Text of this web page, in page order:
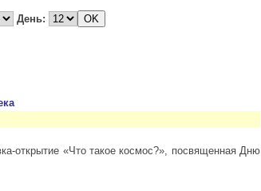
День:
открытие «Что такое космос?», посвященная Дню